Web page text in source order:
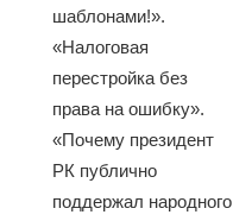
шаблонами!».
«Налоговая
перестройка без
права на ошибку».
«Почему президент
РК публично
поддержал народного